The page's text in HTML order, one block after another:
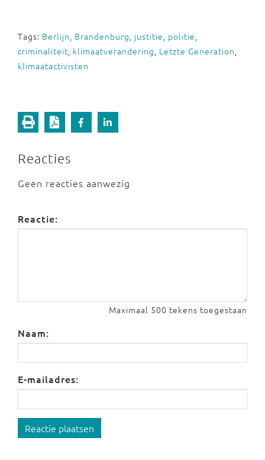
Tags: Berlijn, Brandenburg, justitie, politie,
criminaliteit, klimaatverandering, Letzte Generation,
klimaatactivisten
Reacties
Geen reacties aanwezig
Reactie:
Maximaal 500 tekens toegestaan
Naam:
E-mailadres:
Reactie plaatsen